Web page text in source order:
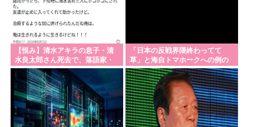
【恨み】清水アキラの息子・清
水良太郎さん死去で、落語家・
柳家小はだが「いじめ」「暴
行」被害告発
「日本の反戦界隈終わってて
草」と海自トマホークへの例の
界隈の反応が話題に、今になっ
て存在に気付いてし